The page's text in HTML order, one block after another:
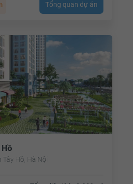
Tổng quan dự án
Tây Hồ, Hà Nội